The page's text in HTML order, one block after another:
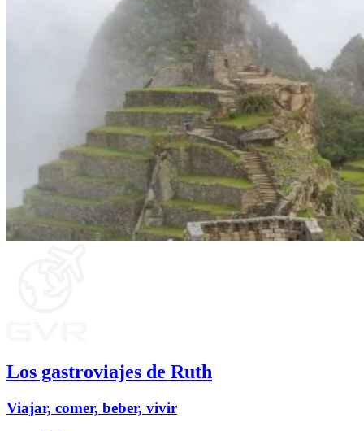
Los gastroviajes de Ruth
Viajar, comer, beber, vivir